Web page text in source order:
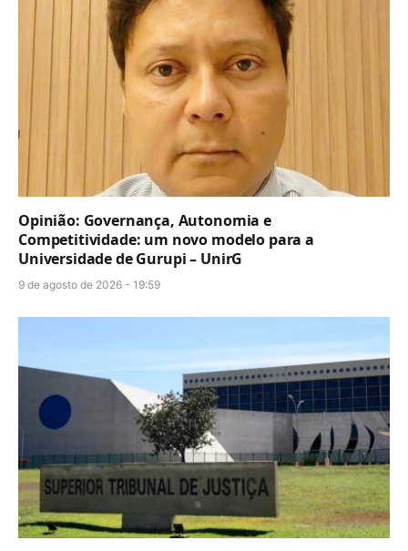
Opinião: Governança, Autonomia e
Competitividade: um novo modelo para a
Universidade de Gurupi – UnirG
9 de agosto de 2026 - 19:59